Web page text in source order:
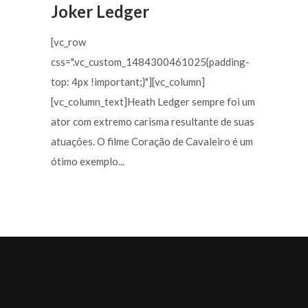
Joker Ledger
[vc_row
css=".vc_custom_1484300461025{padding-
top: 4px !important;}"][vc_column]
[vc_column_text]Heath Ledger sempre foi um
ator com extremo carisma resultante de suas
atuações. O filme Coração de Cavaleiro é um
ótimo exemplo...